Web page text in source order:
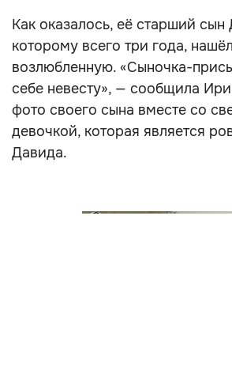
Как оказалось, её старший сын
которому всего три года,
возлюбленную. «Сыночка-
себе невесту», — сообщила
фото своего сына вместе со
девочкой, которая является
Давида.